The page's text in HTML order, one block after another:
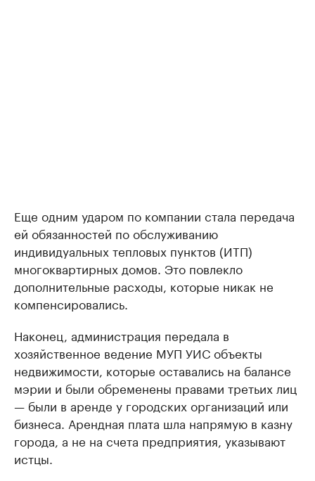
Еще одним ударом по компании стала передача
ей обязанностей по обслуживанию
индивидуальных тепловых пунктов (ИТП)
многоквартирных домов. Это повлекло
дополнительные расходы, которые никак не
компенсировались.
Наконец, администрация передала в
хозяйственное ведение МУП УИС объекты
недвижимости, которые оставались на балансе
мэрии и были обременены правами третьих лиц
— были в аренде у городских организаций или
бизнеса. Арендная плата шла напрямую в казну
города, а не на счета предприятия, указывают
истцы.